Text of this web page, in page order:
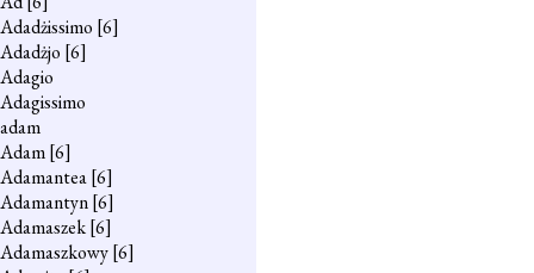
Adadżissimo [6]
Adadżjo [6]
Adagio
Adagissimo
adam
Adam[6]
Adamantea[6]
Adamantyn[6]
Adamaszek[6]
Adamaszkowy[6]